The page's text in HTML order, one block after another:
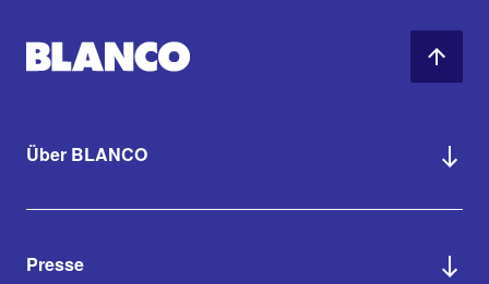
Über BLANCO
Presse